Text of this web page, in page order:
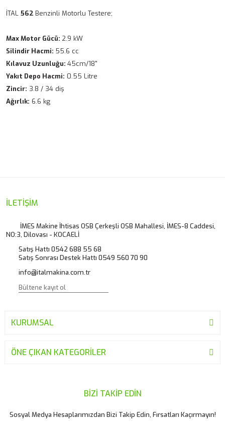
İTAL 562 Benzinli Motorlu Testere;
Max Motor Gücü: 2.9 kW
Silindir Hacmi: 55.6 cc
Kılavuz Uzunluğu: 45cm/18"
Yakıt Depo Hacmi: 0.55 Litre
Zincir: 3.8 / 34 diş
Ağırlık: 6.6 kg
Ürün resmi kalitesiz, bozuk veya görüntülenemiyor.
Ürün bilgilerinde hatalar bulunuyor.
Ürün fiyatı diğer sitelerden daha pahalı.
Bu ürüne benzer farklı alternatifler olmalı.
İLETİŞİM
İMES Makine İhtisas OSB Çerkeşli OSB Mahallesi, İMES-8 Caddesi,
NO:3, Dilovası - KOCAELİ
Satış Hattı 0542 688 55 68
Satış Sonrası Destek Hattı 0549 560 70 90
info@italmakina.com.tr
KURUMSAL
ÖNE ÇIKAN KATEGORİLER
BİZİ TAKİP EDİN
Sosyal Medya Hesaplarımızdan Bizi Takip Edin, Fırsatları Kaçırmayın!